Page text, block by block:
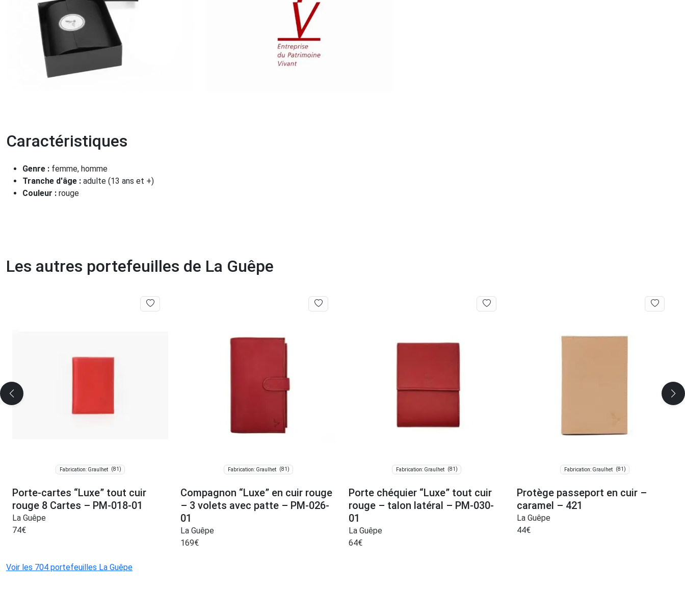
Caractéristiques
Genre : femme, homme
Tranche d'âge : adulte (13 ans et +)
Couleur : rouge
Les autres portefeuilles de La Guêpe
Fabrication: Graulhet (81)
Porte-cartes “Luxe” tout cuir
rouge 8 Cartes – PM-018-01
La Guêpe
74€
Fabrication: Graulhet (81)
Compagnon “Luxe” en cuir rouge
– 3 volets avec patte – PM-026-
01
La Guêpe
169€
Fabrication: Graulhet (81)
Porte chéquier “Luxe” tout cuir
rouge – talon latéral – PM-030-
01
La Guêpe
64€
Fabrication: Graulhet (81)
Protège passeport en cuir –
caramel – 421
La Guêpe
44€
Voir les 704 portefeuilles La Guêpe